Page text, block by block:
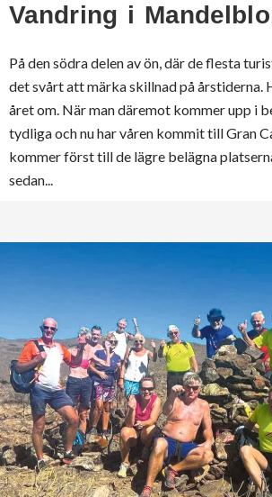
Vandring i
På den södra delen av ön, där de flesta
det svårt att märka skillnad på årstiderna.
året om. När man däremot kommer upp i
tydliga och nu har våren kommit till Gran
kommer först till de lägre belägna
sedan...